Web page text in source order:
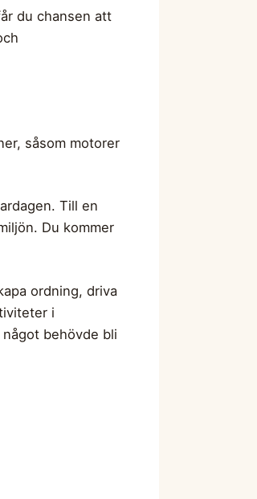
du chansen att
såsom motorer
Till en
Du kommer
ordning, driva
i
behövde bli